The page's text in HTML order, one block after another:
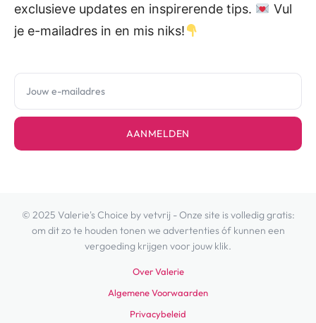
exclusieve updates en inspirerende tips.
Vul
je e-mailadres in en mis niks!
AANMELDEN
© 2025 Valerie's Choice by vetvrij - Onze site is volledig gratis:
om dit zo te houden tonen we advertenties óf kunnen een
vergoeding krijgen voor jouw klik.
Over Valerie
Algemene Voorwaarden
Privacybeleid